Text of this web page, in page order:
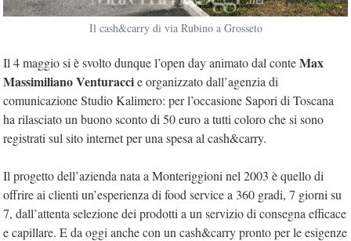
Il cash&carry di via Rubino a Grosseto
Il 4 maggio si è svolto dunque l’open day animato dal conteMax
Massimiliano Venturaccie organizzato dall’agenzia di
comunicazione Studio Kalimero: per l’occasione Sapori di Toscana
ha rilasciato un buono sconto di 50 euro a tutti coloro che si sono
registrati sul sito internet per una spesa al cash&carry.
Il progetto dell’azienda nata a Monteriggioni nel 2003 è quello di
offrire ai clienti un’esperienza di food service a 360 gradi, 7 giorni su
7, dall’attenta selezione dei prodotti a un servizio di consegna efficace
e capillare. E da oggi anche con un cash&carry pronto per le esigenze